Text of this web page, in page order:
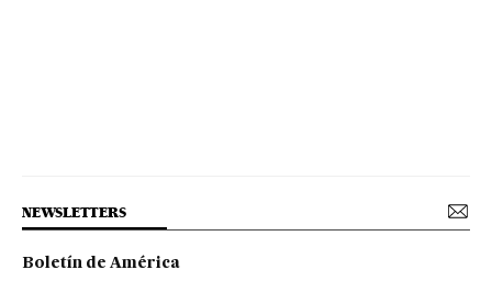
NEWSLETTERS
Boletín de América